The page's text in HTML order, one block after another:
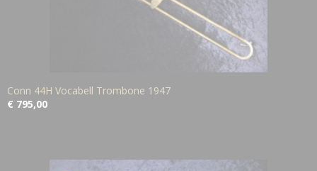
Conn 44H Vocabell Trombone 1947
€ 795,00